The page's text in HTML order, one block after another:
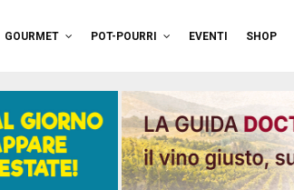
GOURMET POT-POURRI EVENTI SHOP